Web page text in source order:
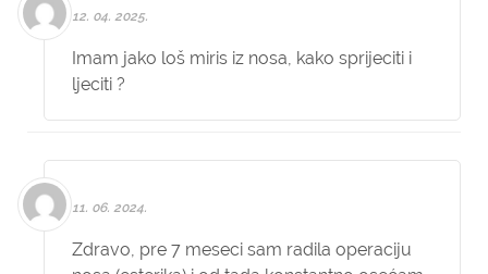
12. 04. 2025.
Imam jako loš miris iz nosa, kako sprijeciti i
ljeciti ?
11. 06. 2024.
Zdravo, pre 7 meseci sam radila operaciju